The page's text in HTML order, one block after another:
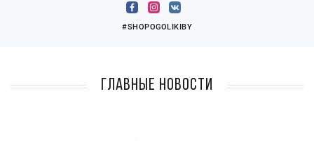
#SHOPOGOLIKIBY
Главные новости